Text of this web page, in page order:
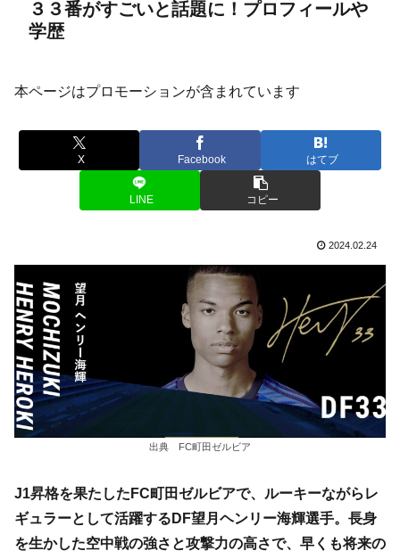
３３番がすごいと話題に！プロフィールや
学歴
本ページはプロモーションが含まれています
X Facebook はてブ
LINE コピー
2024.02.24
出典 FC町田ゼルビア
J1昇格を果たしたFC町田ゼルビアで、ルーキーながらレ
ギュラーとして活躍するDF望月ヘンリー海輝選手。長身
を生かした空中戦の強さと攻撃力の高さで、早くも将来の